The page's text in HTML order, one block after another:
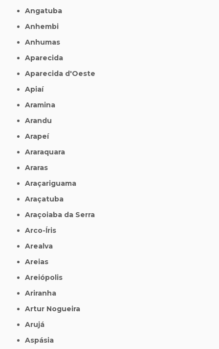
Angatuba
Anhembi
Anhumas
Aparecida
Aparecida d'Oeste
Apiaí
Aramina
Arandu
Arapeí
Araraquara
Araras
Araçariguama
Araçatuba
Araçoiaba da Serra
Arco-Íris
Arealva
Areias
Areiópolis
Ariranha
Artur Nogueira
Arujá
Aspásia